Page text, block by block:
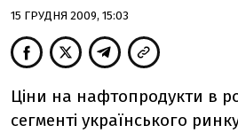
15 ГРУДНЯ 2009, 15:03
Ціни на нафтопродукти в
сегменті українського